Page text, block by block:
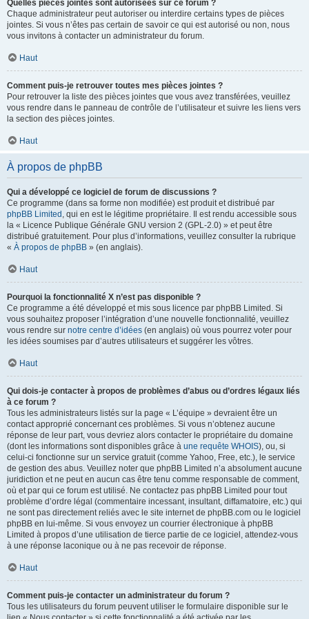
Quelles pièces jointes sont autorisées sur ce forum ?
Chaque administrateur peut autoriser ou interdire certains types de pièces
jointes. Si vous n’êtes pas certain de savoir ce qui est autorisé ou non, nous
vous invitons à contacter un administrateur du forum.
Haut
Comment puis-je retrouver toutes mes pièces jointes ?
Pour retrouver la liste des pièces jointes que vous avez transférées, veuillez
vous rendre dans le panneau de contrôle de l’utilisateur et suivre les liens vers
la section des pièces jointes.
Haut
À propos de phpBB
Qui a développé ce logiciel de forum de discussions ?
Ce programme (dans sa forme non modifiée) est produit et distribué par
phpBB Limited , qui en est le légitime propriétaire. Il est rendu accessible sous
la « Licence Publique Générale GNU version 2 (GPL-2.0) » et peut être
distribué gratuitement. Pour plus d’informations, veuillez consulter la rubrique
« À propos de phpBB » (en anglais).
Haut
Pourquoi la fonctionnalité X n’est pas disponible ?
Ce programme a été développé et mis sous licence par phpBB Limited. Si
vous souhaitez proposer l’intégration d’une nouvelle fonctionnalité, veuillez
vous rendre sur notre centre d’idées (en anglais) où vous pourrez voter pour
les idées soumises par d’autres utilisateurs et suggérer les vôtres.
Haut
Qui dois-je contacter à propos de problèmes d’abus ou d’ordres légaux liés
à ce forum ?
Tous les administrateurs listés sur la page « L’équipe » devraient être un
contact approprié concernant ces problèmes. Si vous n’obtenez aucune
réponse de leur part, vous devriez alors contacter le propriétaire du domaine
(dont les informations sont disponibles grâce à une requête WHOIS), ou, si
celui-ci fonctionne sur un service gratuit (comme Yahoo, Free, etc.), le service
de gestion des abus. Veuillez noter que phpBB Limited n’a absolument aucune
juridiction et ne peut en aucun cas être tenu comme responsable de comment,
où et par qui ce forum est utilisé. Ne contactez pas phpBB Limited pour tout
problème d’ordre légal (commentaire incessant, insultant, diffamatoire, etc.) qui
ne sont pas directement reliés avec le site internet de phpBB.com ou le logiciel
phpBB en lui-même. Si vous envoyez un courrier électronique à phpBB
Limited à propos d’une utilisation de tierce partie de ce logiciel, attendez-vous
à une réponse laconique ou à ne pas recevoir de réponse.
Haut
Comment puis-je contacter un administrateur du forum ?
Tous les utilisateurs du forum peuvent utiliser le formulaire disponible sur le